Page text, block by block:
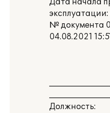
Дата начала
№ документа
04.08.2021
Должность: